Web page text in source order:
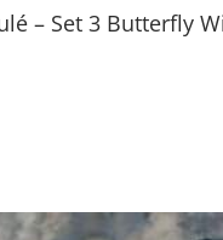
– Set 3 Butterfly